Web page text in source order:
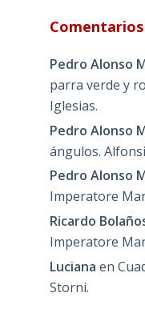
Pedro Alonso
parra verde y
Iglesias.
Pedro Alonso
ángulos.
Pedro Alonso
Imperatore
Ricardo
Imperatore
Luciana en
Storni.